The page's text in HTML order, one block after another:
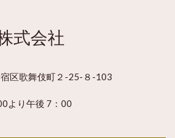
式会社
区歌舞伎町２-25-８-103
より午後 7：00